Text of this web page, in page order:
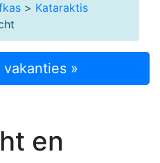
> Kataraktis
»
en